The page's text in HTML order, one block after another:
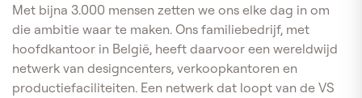
Met bijna 3.000 mensen zetten we ons elke dag in om
die ambitie waar te maken. Ons familiebedrijf, met
hoofdkantoor in België, heeft daarvoor een wereldwijd
netwerk van designcenters, verkoopkantoren en
productiefaciliteiten. Een netwerk dat loopt van de VS